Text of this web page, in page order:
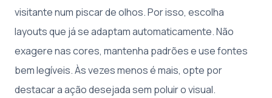
visitante num piscar de olhos. Por isso, escolha
layouts que já se adaptam automaticamente. Não
exagere nas cores, mantenha padrões e use fontes
bem legíveis. Às vezes menos é mais, opte por
destacar a ação desejada sem poluir o visual.